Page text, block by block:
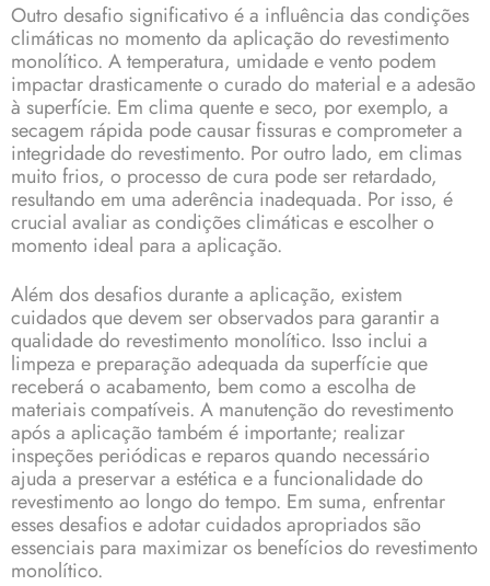
Outro desafio significativo é a influência das condições
climáticas no momento da aplicação do revestimento
monolítico. A temperatura, umidade e vento podem
impactar drasticamente o curado do material e a adesão
à superfície. Em clima quente e seco, por exemplo, a
secagem rápida pode causar fissuras e comprometer a
integridade do revestimento. Por outro lado, em climas
muito frios, o processo de cura pode ser retardado,
resultando em uma aderência inadequada. Por isso, é
crucial avaliar as condições climáticas e escolher o
momento ideal para a aplicação.
Além dos desafios durante a aplicação, existem
cuidados que devem ser observados para garantir a
qualidade do revestimento monolítico. Isso inclui a
limpeza e preparação adequada da superfície que
receberá o acabamento, bem como a escolha de
materiais compatíveis. A manutenção do revestimento
após a aplicação também é importante; realizar
inspeções periódicas e reparos quando necessário
ajuda a preservar a estética e a funcionalidade do
revestimento ao longo do tempo. Em suma, enfrentar
esses desafios e adotar cuidados apropriados são
essenciais para maximizar os benefícios do revestimento
monolítico.